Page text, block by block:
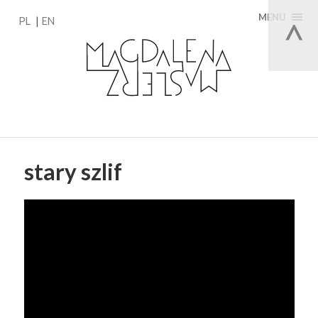
MENU
PL EN
stary szlif